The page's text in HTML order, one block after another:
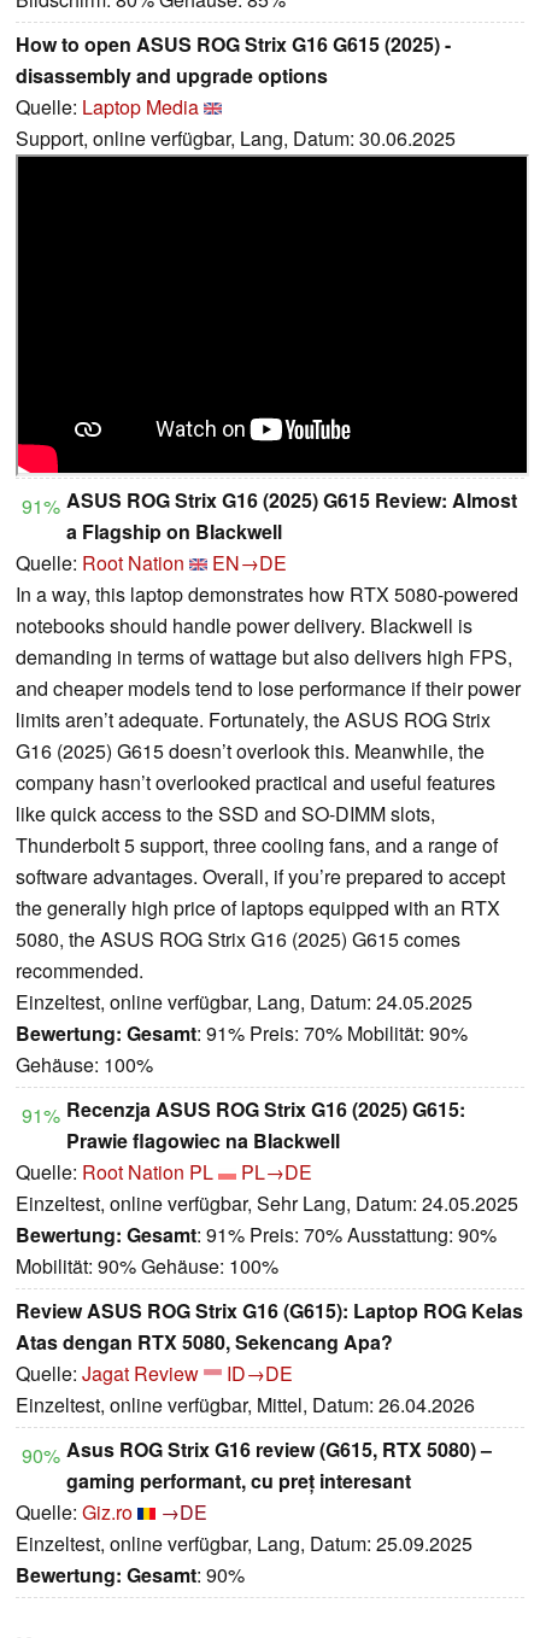
How to open ASUS ROG Strix G16 G615 (2025) -
disassembly and upgrade options
Quelle: Laptop Media
Support, online verfügbar, Lang, Datum: 30.06.2025
91% ASUS ROG Strix G16 (2025) G615 Review: Almost
a Flagship on Blackwell
Quelle: Root Nation
EN→DE
In a way, this laptop demonstrates how RTX 5080-powered
notebooks should handle power delivery. Blackwell is
demanding in terms of wattage but also delivers high FPS,
and cheaper models tend to lose performance if their power
limits aren’t adequate. Fortunately, the ASUS ROG Strix
G16 (2025) G615 doesn’t overlook this. Meanwhile, the
company hasn’t overlooked practical and useful features
like quick access to the SSD and SO-DIMM slots,
Thunderbolt 5 support, three cooling fans, and a range of
software advantages. Overall, if you’re prepared to accept
the generally high price of laptops equipped with an RTX
5080, the ASUS ROG Strix G16 (2025) G615 comes
recommended.
Einzeltest, online verfügbar, Lang, Datum: 24.05.2025
Bewertung: Gesamt: 91% Preis: 70% Mobilität: 90%
Gehäuse: 100%
91% Recenzja ASUS ROG Strix G16 (2025) G615:
Prawie flagowiec na Blackwell
Quelle: Root Nation PL
PL→DE
Einzeltest, online verfügbar, Sehr Lang, Datum: 24.05.2025
Bewertung: Gesamt: 91% Preis: 70% Ausstattung: 90%
Mobilität: 90% Gehäuse: 100%
Review ASUS ROG Strix G16 (G615): Laptop ROG Kelas
Atas dengan RTX 5080, Sekencang Apa?
Quelle: Jagat Review
ID→DE
Einzeltest, online verfügbar, Mittel, Datum: 26.04.2026
90% Asus ROG Strix G16 review (G615, RTX 5080) –
gaming performant, cu preț interesant
Quelle: Giz.ro
→DE
Einzeltest, online verfügbar, Lang, Datum: 25.09.2025
Bewertung: Gesamt: 90%